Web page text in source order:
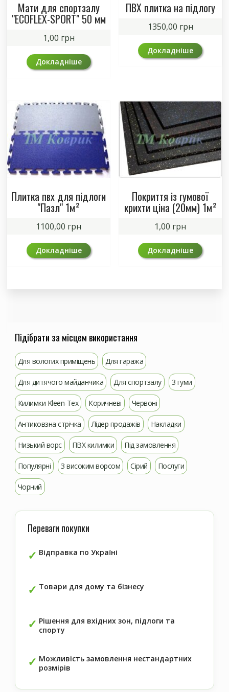
Мати для спортзалу
"ECOFLEX-SPORT" 50 мм
1,00 грн
Докладніше
ПВХ плитка на підлогу
1350,00 грн
Докладніше
Плитка пвх для підлоги
"Пазл" 1м²
1100,00 грн
Докладніше
Покриття із гумової
крихти ціна (20мм) 1м²
1,00 грн
Докладніше
Підібрати за місцем використання
Для вологих приміщень Для гаража
Для дитячого майданчика Для спортзалу З гуми
Килимки Kleen-Tex Коричневі Червоні
Антиковзна стрічка Лідер продажів Накладки
Низький ворс ПВХ килимки Під замовлення
Популярні З високим ворсом Сірий Послуги
Чорний
Переваги покупки
Відправка по Україні
Товари для дому та бізнесу
Рішення для вхідних зон, підлоги та
спорту
Можливість замовлення нестандартних
розмірів